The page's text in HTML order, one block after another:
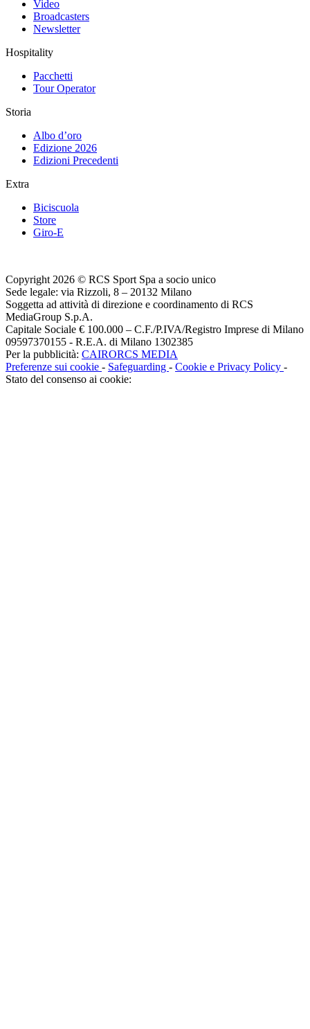
Video
Broadcasters
Newsletter
Hospitality
Pacchetti
Tour Operator
Storia
Albo d’oro
Edizione 2026
Edizioni Precedenti
Extra
Biciscuola
Store
Giro-E
Copyright 2026 © RCS Sport Spa a socio unico
Sede legale: via Rizzoli, 8 – 20132 Milano
Soggetta ad attività di direzione e coordinamento di RCS
MediaGroup S.p.A.
Capitale Sociale € 100.000 – C.F./P.IVA/Registro Imprese di Milano
09597370155 - R.E.A. di Milano 1302385
Per la pubblicità: CAIRORCS MEDIA
Preferenze sui cookie - Safeguarding - Cookie e Privacy Policy -
Stato del consenso ai cookie: